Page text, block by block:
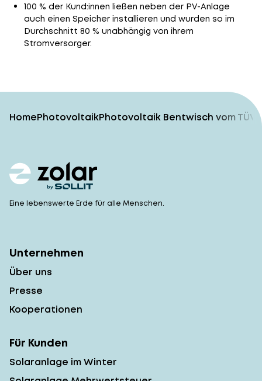
100 % der Kund:innen ließen neben der PV-Anlage
auch einen Speicher installieren und wurden so im
Durchschnitt 80 % unabhängig von ihrem
Stromversorger.
HomePhotovoltaikPhotovoltaik Bentwisch vom
Eine lebenswerte Erde für alle Menschen.
Unternehmen
Über uns
Presse
Kooperationen
Für Kunden
Solaranlage im Winter